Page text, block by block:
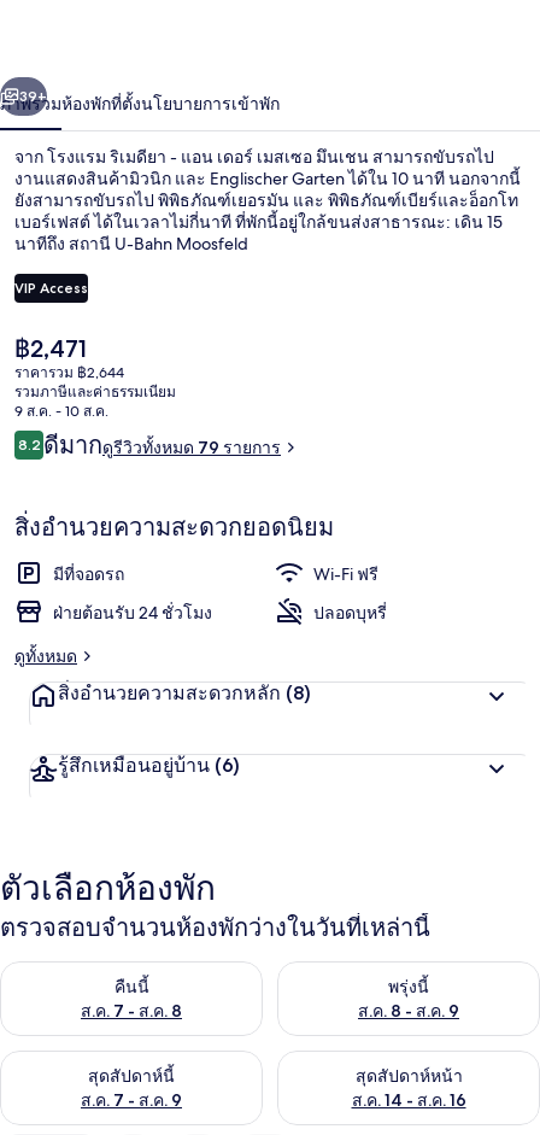
-
แอน
เด
อร์
เม
สเซอ
มึน
เชน
า
ถัดไป
39+
ภาพรวมห้องพักที่ตั้งนโยบายการเข้าพัก
จาก โรงแรม ริเมดียา - แอน เดอร์ เมสเซอ มึนเชน สามารถขับรถไป
งานแสดงสินค้ามิวนิก และ Englischer Garten ได้ใน 10 นาที นอกจากนี้
ยังสามารถขับรถไป พิพิธภัณฑ์เยอรมัน และ พิพิธภัณฑ์เบียร์และอ็อกโท
เบอร์เฟสต์ ได้ในเวลาไม่กี่นาที ที่พักนี้อยู่ใกล้ขนส่งสาธารณะ: เดิน 15
นาทีถึง สถานี U-Bahn Moosfeld
VIP Access
ราคา
ปัจจุบัน
฿2,471
฿2,471
ราคารวม ฿2,644
รวมภาษีและค่าธรรมเนียม
9 ส.ค. - 10 ส.ค.
รีวิว
8.28.2 จาก 10
ดีมากดูรีวิวทั้งหมด 79 รายการ
สิ่งอำนวยความสะดวกยอดนิยม
มีที่จอดรถ
Wi-Fi ฟรี
ฝ่ายต้อนรับ 24 ชั่วโมง
ปลอดบุหรี่
ดูทั้งหมด
สิ่งอำนวยความสะดวกหลัก (8)
รู้สึกเหมือนอยู่บ้าน (6)
ตัวเลือกห้องพัก
ตรวจสอบจำนวนห้องพักว่างในวันที่เหล่านี้
คืนนี้
ส.ค. 7 - ส.ค. 8
ตรวจสอบจำนวนห้องพักว่างในคืนนี้ ส.ค. 7 - ส.ค. 8พรุ่งนี้
ส.ค. 8 - ส.ค. 9
ตรวจสอบจำนวนห้องพักว่างใน
สุดสัปดาห์นี้
ส.ค. 7 - ส.ค. 9
ตรวจสอบจำนวนห้องพักว่างในสุดสัปดาห์นี้ ส.ค. 7 - ส.ค. 9
สุดสัปดาห์หน้า
ส.ค. 14 - ส.ค. 16
ตรวจสอบจำนวนห้องพักว่างใน